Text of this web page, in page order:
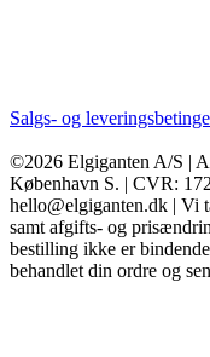
Salgs- og
©2026 Elgiganten A/S |
København S. | CVR:
hello@elgiganten.dk | Vi
samt afgifts- og
bestilling ikke er
behandlet din ordre og